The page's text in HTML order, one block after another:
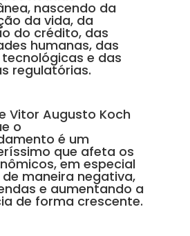
nascendo da
da vida, da
do crédito, das
humanas, das
e das
regulatórias.
Vitor Augusto Koch
o
é um
que afeta os
em especial
maneira negativa,
e aumentando a
de forma crescente.